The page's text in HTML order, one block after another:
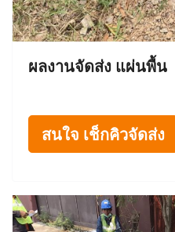
ผลงานจัดส่ง แผ่นพื้น
สนใจ เช็กคิวจัดส่ง